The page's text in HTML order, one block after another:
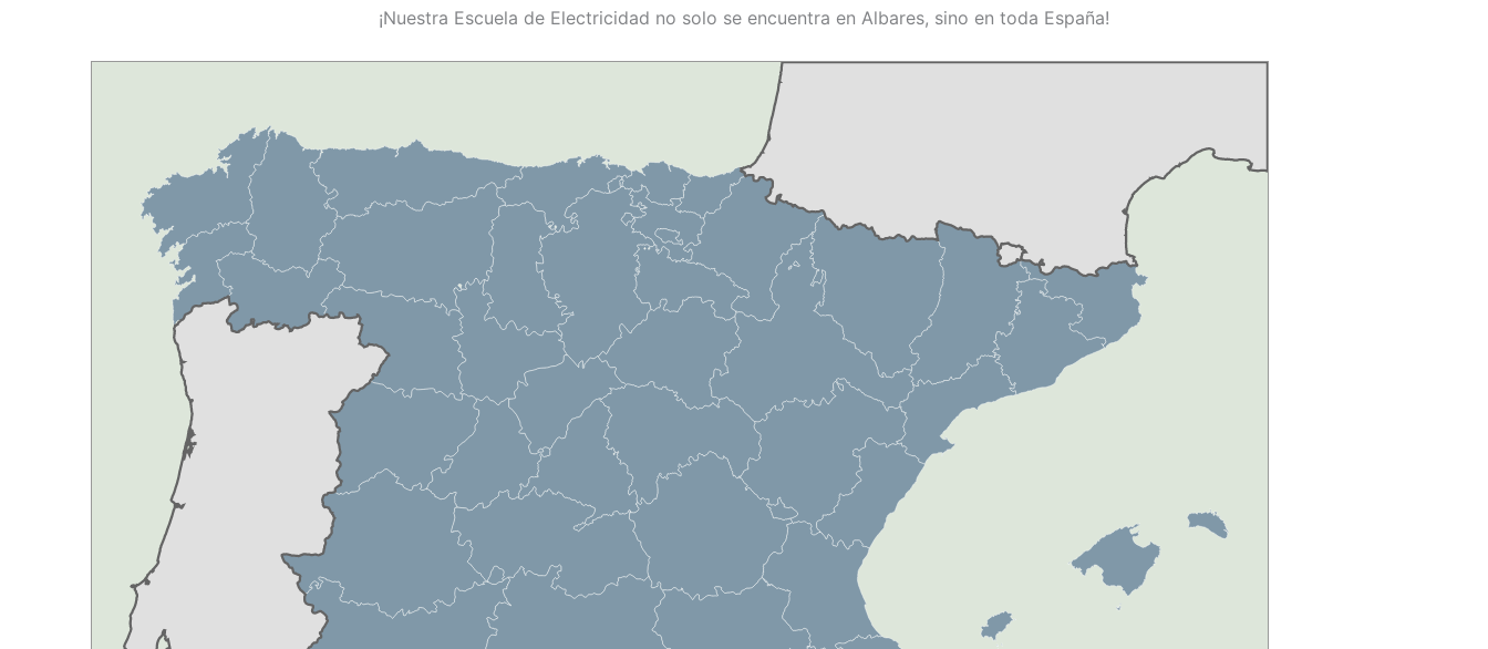
¡Nuestra Escuela de Electricidad no solo se encuentra en Albares, sino en toda España!